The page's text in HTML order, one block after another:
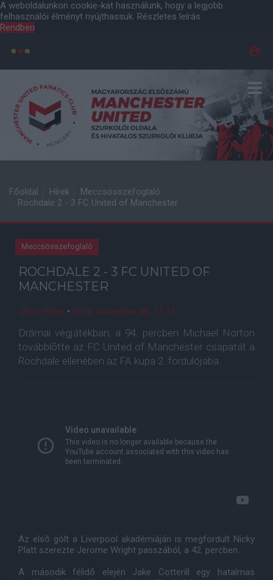
A weboldalunkon cookie-kat használunk, hogy a legjobb
felhasználói élményt nyújthassuk. Részletes leírás
Rendben
Főoldal Hírek
Meccsösszefoglaló
Rochdale 2 - 3 FC United of Manchester
Meccsösszefoglaló
ROCHDALE 2 - 3 FC UNITED OF
MANCHESTER
Jávor Péter • 2010. november. 06. 11:17
Drámai végjátékban, a 94. percben Michael Norton
továbblõtte az FC United of Manchester csapatát a
Rochdale ellenében az FA kupa 2. fordulójába.
Az elsõ gólt a Liverpool akadémiáján is megfordult Nicky
Platt szerezte Jerome Wright passzából, a 42. percben.
A második félidõ elején Jake Cotterill egy hatalmas